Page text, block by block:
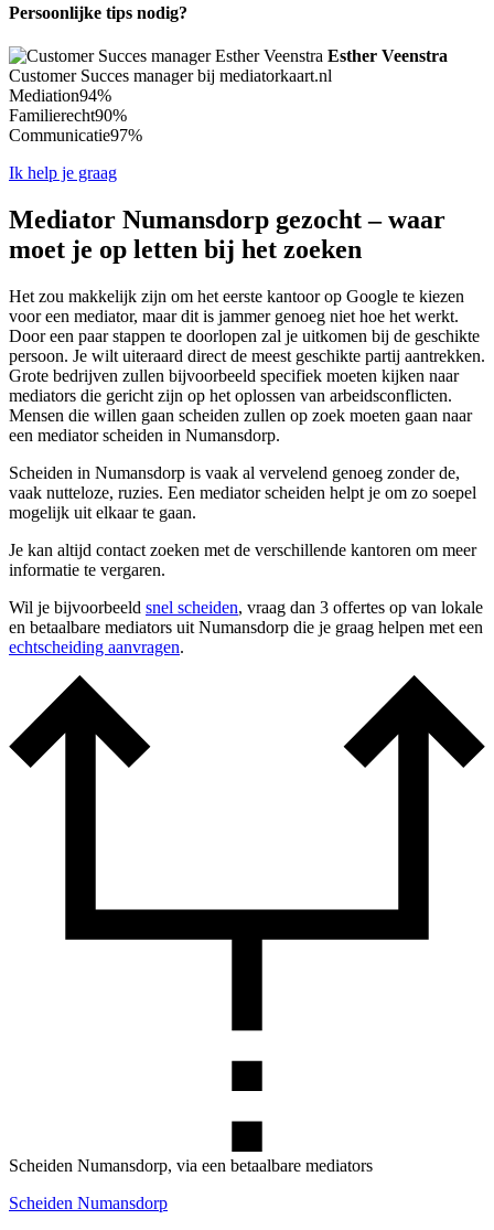
Persoonlijke tips nodig?
Esther Veenstra
Customer Succes manager bij mediatorkaart.nl
Mediation94%
Familierecht90%
Communicatie97%
Ik help je graag
Mediator Numansdorp gezocht – waar
moet je op letten bij het zoeken
Het zou makkelijk zijn om het eerste kantoor op Google te kiezen
voor een mediator, maar dit is jammer genoeg niet hoe het werkt.
Door een paar stappen te doorlopen zal je uitkomen bij de geschikte
persoon. Je wilt uiteraard direct de meest geschikte partij aantrekken.
Grote bedrijven zullen bijvoorbeeld specifiek moeten kijken naar
mediators die gericht zijn op het oplossen van arbeidsconflicten.
Mensen die willen gaan scheiden zullen op zoek moeten gaan naar
een mediator scheiden in Numansdorp.
Scheiden in Numansdorp is vaak al vervelend genoeg zonder de,
vaak nutteloze, ruzies. Een mediator scheiden helpt je om zo soepel
mogelijk uit elkaar te gaan.
Je kan altijd contact zoeken met de verschillende kantoren om meer
informatie te vergaren.
Wil je bijvoorbeeld snel scheiden, vraag dan 3 offertes op van lokale
en betaalbare mediators uit Numansdorp die je graag helpen met een
echtscheiding aanvragen.
Scheiden Numansdorp, via een betaalbare mediators
Scheiden Numansdorp